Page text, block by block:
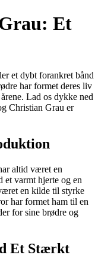
Et
et dybt forankret bånd
har formet deres liv
Lad os dykke ned
Christian Grau er
altid været en
varmt hjerte og en
en kilde til styrke
har formet ham til en
for sine brødre og
Et Stærkt